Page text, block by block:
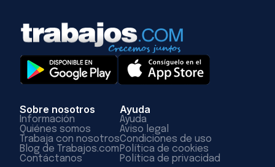
Sobre nosotros
Información
Quiénes somos
Trabaja con nosotros
Blog de Trabajos.com
Contáctanos
Ayuda
Ayuda
Aviso legal
Condiciones de uso
Política de cookies
Política de privacidad